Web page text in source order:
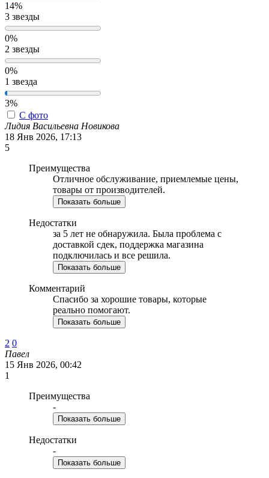
14%
3 звезды
0%
2 звезды
0%
1 звезда
3%
С фото
Лидия Васильевна Новикова
18 Янв 2026, 17:13
5
Преимущества
Отличное обслуживание, приемлемые цены,
товары от производителей.
Показать больше
Недостатки
за 5 лет не обнаружила. Была проблема с
доставкой сдек, поддержка магазина
подключилась и все решила.
Показать больше
Комментарий
Спасибо за хорошие товары, которые
реально помогают.
Показать больше
2 0
Павел
15 Янв 2026, 00:42
1
Преимущества
-
Показать больше
Недостатки
-
Показать больше